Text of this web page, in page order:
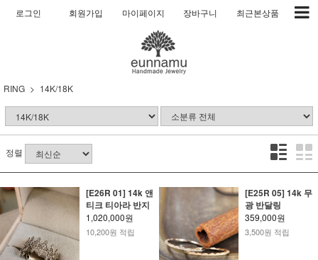
로그인 회원가입 마이페이지 장바구니 최근본상품
RING 14K/18K
정렬
[E26R 01] 14k 앤
티크 티아라 반지
1,020,000원
10,200원 적립
[E25R 05] 14k 무
광 반달링
359,000원
3,500원 적립